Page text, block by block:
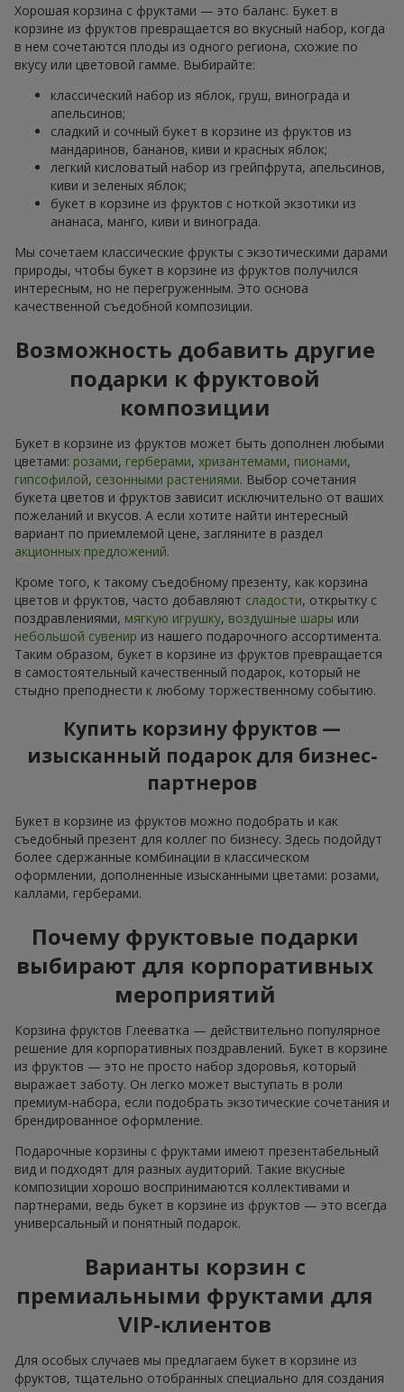
Хорошая корзина с фруктами — это баланс. Букет в
корзине из фруктов превращается во вкусный набор, когда
в нем сочетаются плоды из одного региона, схожие по
вкусу или цветовой гамме. Выбирайте:
классический набор из яблок, груш, винограда и
апельсинов;
сладкий и сочный букет в корзине из фруктов из
мандаринов, бананов, киви и красных яблок;
легкий кисловатый набор из грейпфрута, апельсинов,
киви и зеленых яблок;
букет в корзине из фруктов с ноткой экзотики из
ананаса, манго, киви и винограда.
Мы сочетаем классические фрукты с экзотическими дарами
природы, чтобы букет в корзине из фруктов получился
интересным, но не перегруженным. Это основа
качественной съедобной композиции.
Возможность добавить другие
подарки к фруктовой
композиции
Букет в корзине из фруктов может быть дополнен любыми
цветами: розами, герберами, хризантемами, пионами,
гипсофилой, сезонными растениями. Выбор сочетания
букета цветов и фруктов зависит исключительно от ваших
пожеланий и вкусов. А если хотите найти интересный
вариант по приемлемой цене, загляните в раздел
акционных предложений.
Кроме того, к такому съедобному презенту, как корзина
цветов и фруктов, часто добавляют сладости, открытку с
поздравлениями, мягкую игрушку, воздушные шары или
небольшой сувенир из нашего подарочного ассортимента.
Таким образом, букет в корзине из фруктов превращается
в самостоятельный качественный подарок, который не
стыдно преподнести к любому торжественному событию.
Купить корзину фруктов —
изысканный подарок для бизнес-
партнеров
Букет в корзине из фруктов можно подобрать и как
съедобный презент для коллег по бизнесу. Здесь подойдут
более сдержанные комбинации в классическом
оформлении, дополненные изысканными цветами: розами,
каллами, герберами.
Почему фруктовые подарки
выбирают для корпоративных
мероприятий
Корзина фруктов Глееватка — действительно популярное
решение для корпоративных поздравлений. Букет в корзине
из фруктов — это не просто набор здоровья, который
выражает заботу. Он легко может выступать в роли
премиум-набора, если подобрать экзотические сочетания и
брендированное оформление.
Подарочные корзины с фруктами имеют презентабельный
вид и подходят для разных аудиторий. Такие вкусные
композиции хорошо воспринимаются коллективами и
партнерами, ведь букет в корзине из фруктов — это всегда
универсальный и понятный подарок.
Варианты корзин с
премиальными фруктами для
VIP-клиентов
Для особых случаев мы предлагаем букет в корзине из
фруктов, тщательно отобранных специально для создания